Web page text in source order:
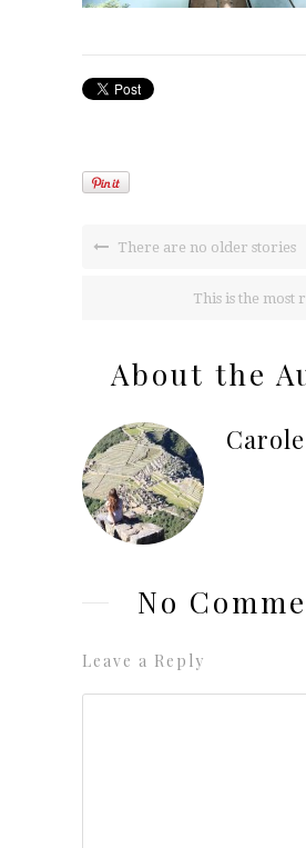
There are no older stories
This is the most
About the
Carole
No
Leave a Reply